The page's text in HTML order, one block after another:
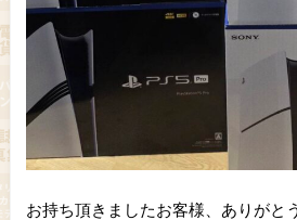
お持ち頂きましたお客様、ありがと